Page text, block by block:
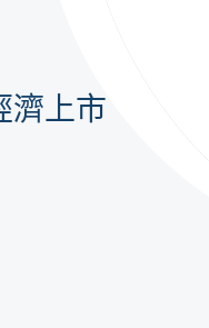
濟上市